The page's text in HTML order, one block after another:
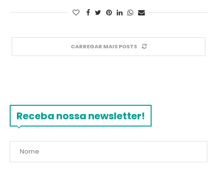
CARREGAR MAIS POSTS
Receba nossa newsletter!